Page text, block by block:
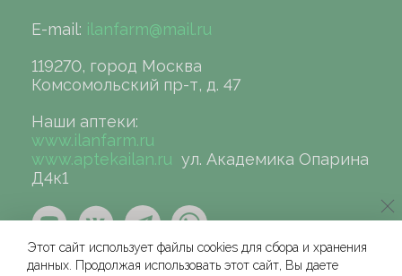
E-mail: ilanfarm@mail.ru
119270, город Москва
Комсомольский пр-т, д. 47
Наши аптеки:
www.ilanfarm.ru
www.aptekailan.ru ул. Академика Опарина
Д4к1
Этот сайт использует файлы cookies для сбора и хранения
данных. Продолжая использовать этот сайт, Вы даете